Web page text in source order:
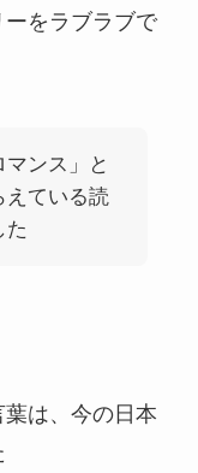
をラブラブで
ンス」と
えている読
た
は、今の日本